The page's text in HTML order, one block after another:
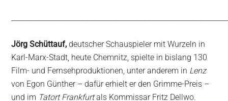
Jörg Schüttauf, deutscher Schauspieler mit Wurzeln in
Karl-Marx-Stadt, heute Chemnitz, spielte in bislang 130
Film- und Fernsehproduktionen, unter anderem in Lenz
von Egon Günther – dafür erhielt er den Grimme-Preis –
und im Tatort Frankfurtals Kommissar Fritz Dellwo.